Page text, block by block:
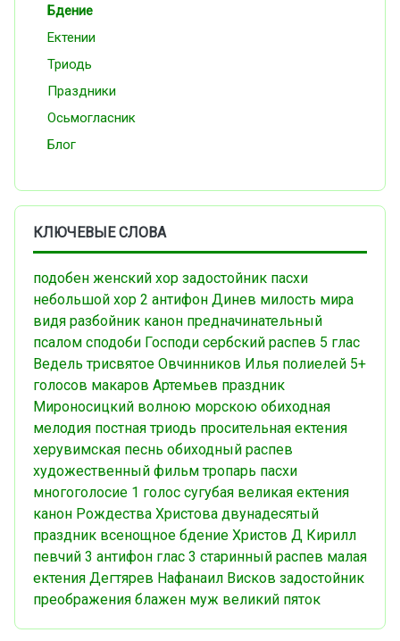
Бдение
Ектении
Триодь
Праздники
Осьмогласник
Блог
КЛЮЧЕВЫЕ СЛОВА
подобен женский хор задостойник пасхи
небольшой хор 2 антифон Динев милость мира
видя разбойник канон предначинательный
псалом сподоби Господи сербский распев 5 глас
Ведель трисвятое Овчинников Илья полиелей 5+
голосов макаров Артемьев праздник
Мироносицкий волною морскою обиходная
мелодия постная триодь просительная ектения
херувимская песнь обиходный распев
художественный фильм тропарь пасхи
многоголосие 1 голос сугубая великая ектения
канон Рождества Христова двунадесятый
праздник всенощное бдение Христов Д Кирилл
певчий 3 антифон глас 3 старинный распев малая
ектения Дегтярев Нафанаил Висков задостойник
преображения блажен муж великий пяток